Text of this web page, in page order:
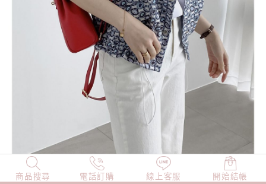
商品搜尋 電話訂購 線上客服 開始結帳
NEW 店長精選 TOP100 小編穿搭